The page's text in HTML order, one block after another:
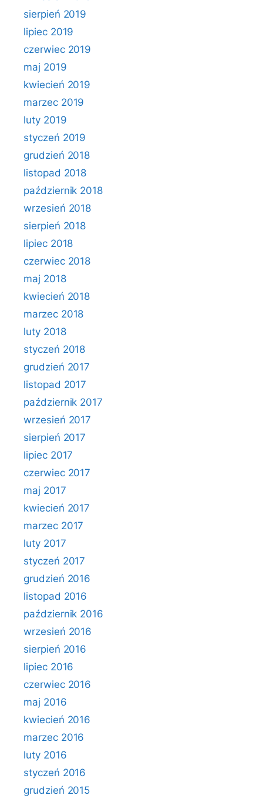
sierpień 2019
lipiec 2019
czerwiec 2019
maj 2019
kwiecień 2019
marzec 2019
luty 2019
styczeń 2019
grudzień 2018
listopad 2018
październik 2018
wrzesień 2018
sierpień 2018
lipiec 2018
czerwiec 2018
maj 2018
kwiecień 2018
marzec 2018
luty 2018
styczeń 2018
grudzień 2017
listopad 2017
październik 2017
wrzesień 2017
sierpień 2017
lipiec 2017
czerwiec 2017
maj 2017
kwiecień 2017
marzec 2017
luty 2017
styczeń 2017
grudzień 2016
listopad 2016
październik 2016
wrzesień 2016
sierpień 2016
lipiec 2016
czerwiec 2016
maj 2016
kwiecień 2016
marzec 2016
luty 2016
styczeń 2016
grudzień 2015